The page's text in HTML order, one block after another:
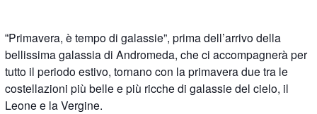
“Primavera, è tempo di galassie”, prima dell’arrivo della
bellissima galassia di Andromeda, che ci accompagnerà per
tutto il periodo estivo, tornano con la primavera due tra le
costellazioni più belle e più ricche di galassie del cielo, il
Leone e la Vergine.